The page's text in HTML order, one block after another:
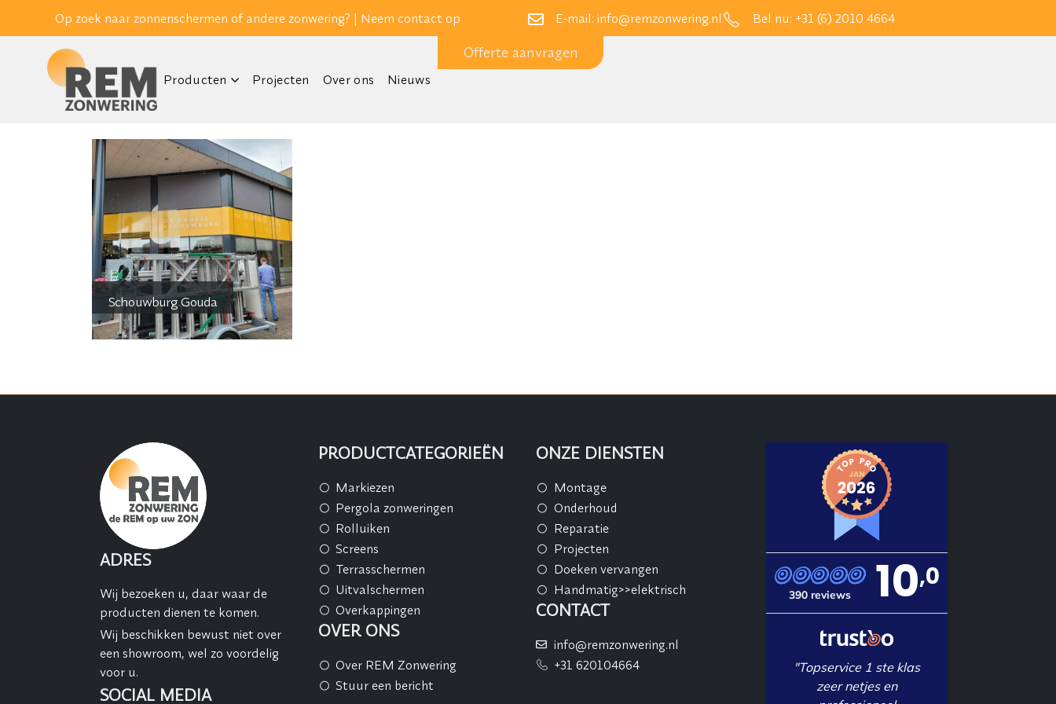
Op zoek naar zonnenschermen of andere zonwering? | Neem contact op E-mail: info@remzonwering.nl Bel nu: +31 (6) 2010 4664
Producten Projecten Over ons Nieuws
Offerte aanvragen
Schouwburg Gouda
ADRES
Wij bezoeken u, daar waar de
producten dienen te komen.
Wij beschikken bewust niet over
een showroom, wel zo voordelig
voor u.
SOCIAL MEDIA
PRODUCTCATEGORIEËN
Markiezen
Pergola zonweringen
Rolluiken
Screens
Terrasschermen
Uitvalschermen
Overkappingen
OVER ONS
Over REM Zonwering
Stuur een bericht
ONZE DIENSTEN
Montage
Onderhoud
Reparatie
Projecten
Doeken vervangen
Handmatig>>elektrisch
CONTACT
info@remzonwering.nl
+31 620104664
390 reviews 10,0
"Topservice 1 ste klas
zeer netjes en